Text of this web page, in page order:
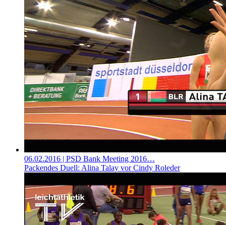
06.02.2016 | PSD Bank Meeting 2016…
Packendes Duell: Alina Talay vor Cindy Roleder